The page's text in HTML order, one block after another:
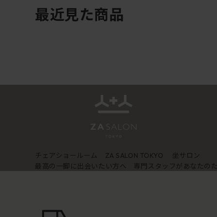
最近見た商品
チェアショールーム ZA SALON TOKYO
坐サロン
最高の一脚に出会いたい方へ 専門スタッフがあなたの